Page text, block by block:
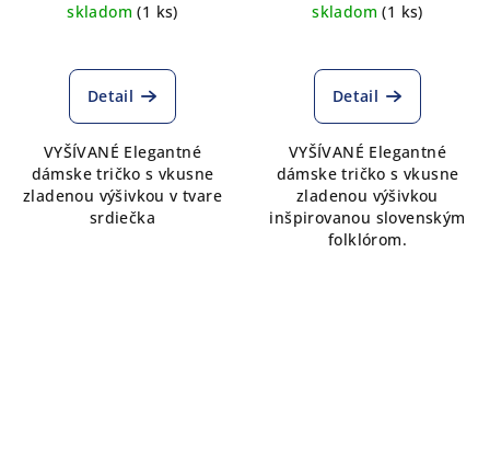
skladom(1 ks)
Detail
VYŠÍVANÉ Elegantné
dámske tričko s vkusne
zladenou výšivkou v tvare
srdiečka
skladom(1 ks)
Detail
VYŠÍVANÉ Elegantné
dámske tričko s vkusne
zladenou výšivkou
inšpirovanou slovenským
folklórom.